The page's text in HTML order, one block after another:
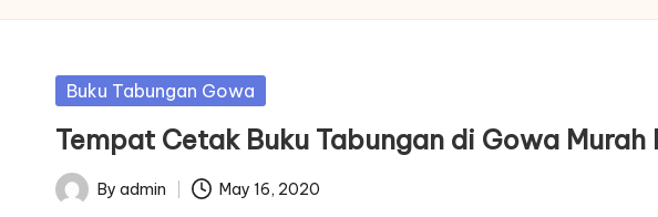
Posted
Buku Tabungan Gowa
Tempat Cetak Buku Tabungan di Gowa
Posted
By admin May 16, 2020